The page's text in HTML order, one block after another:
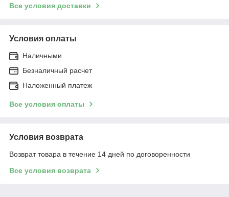
Все условия доставки
Условия оплаты
Наличными
Безналичный расчет
Наложенный платеж
Все условия оплаты
Условия возврата
Возврат товара в течение 14 дней по договоренности
Все условия возврата